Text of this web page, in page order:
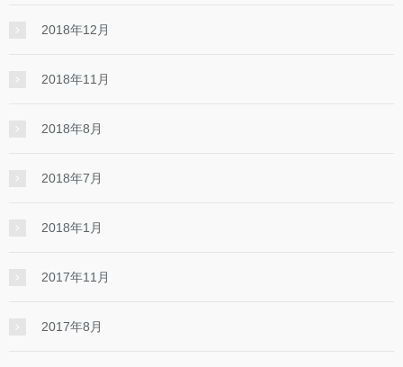
2018年12月
2018年11月
2018年8月
2018年7月
2018年1月
2017年11月
2017年8月